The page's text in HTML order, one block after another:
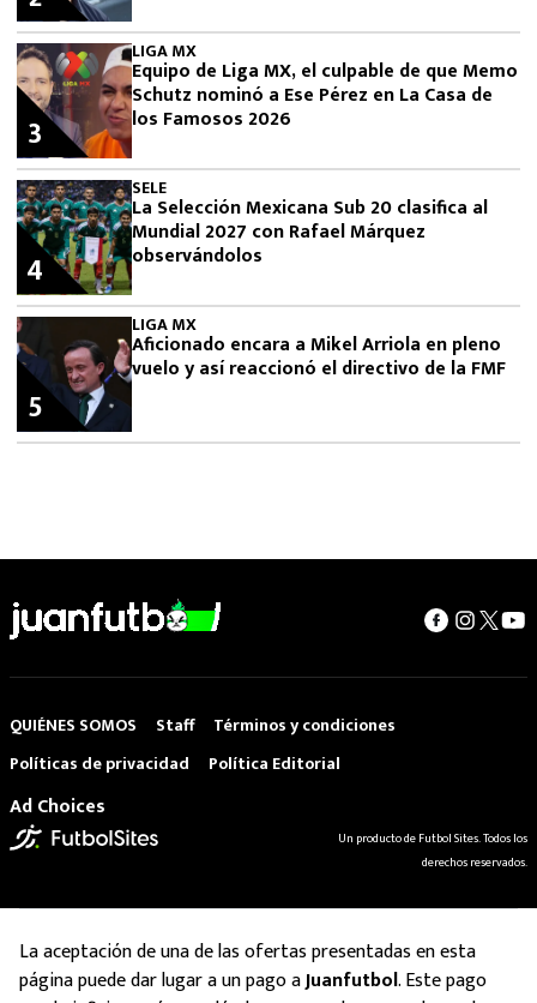
LIGA MX
Equipo de Liga MX, el culpable de que Memo
Schutz nominó a Ese Pérez en La Casa de
los Famosos 2026
3
SELE
La Selección Mexicana Sub 20 clasifica al
Mundial 2027 con Rafael Márquez
observándolos
4
LIGA MX
Aficionado encara a Mikel Arriola en pleno
vuelo y así reaccionó el directivo de la FMF
5
QUIÉNES SOMOS Staff
Términos y condiciones
Políticas de privacidad
Política Editorial
Ad Choices
Un producto de Futbol Sites. Todos los
derechos reservados.
La aceptación de una de las ofertas presentadas en esta
página puede dar lugar a un pago aJuanfutbol. Este pago